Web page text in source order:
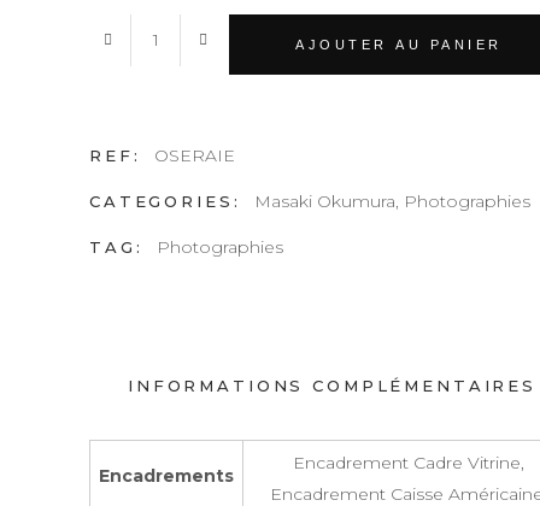
OSERAIE
AJOUTER AU PANIER
REF: OSERAIE
CATEGORIES: Masaki Okumura, Photographies
TAG: Photographies
INFORMATIONS COMPLÉMENTAIRES
Encadrements
Encadrement Cadre Vitrine,
Encadrement Caisse